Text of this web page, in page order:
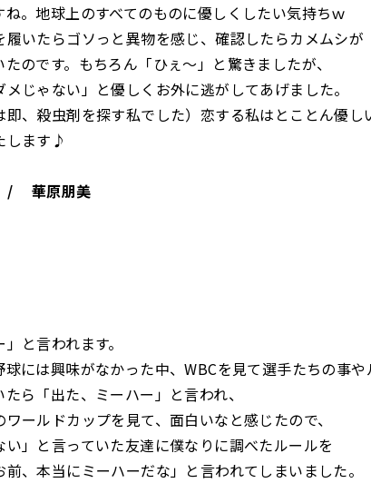
。地球上のすべてのものに優しくしたい気持ちｗ
いたらゴソっと異物を感じ、確認したらカメムシが
のです。もちろん「ひぇ～」と驚きましたが、
メじゃない」と優しくお外に逃がしてあげました。
即、殺虫剤を探す私でした）恋する私はとことん優し
します♪
華原朋美
と言われます。
球には興味がなかった中、WBCを見て選手たちの事
ら「出た、ミーハー」と言われ、
ールドカップを見て、面白いなと感じたので、
い」と言っていた友達に僕なりに調べたルールを
、本当にミーハーだな」と言われてしまいました。